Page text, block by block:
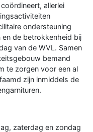
allerlei
ondersteuning
de betrokkenheid bij
van de WVL. Samen
bemand
te zorgen voor een al
zijn inmiddels de
zaterdag en zondag